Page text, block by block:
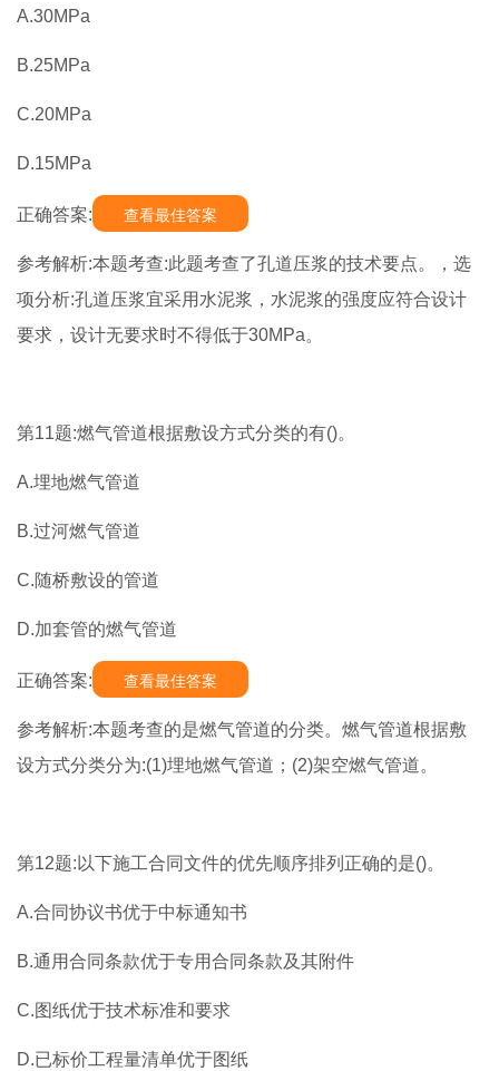
A.30MPa
B.25MPa
C.20MPa
D.15MPa
正确答案: 查看最佳答案
参考解析:本题考查:此题考查了孔道压浆的技术要点。，选
项分析:孔道压浆宜采用水泥浆，水泥浆的强度应符合设计
要求，设计无要求时不得低于30MPa。
第11题:燃气管道根据敷设方式分类的有()。
A.埋地燃气管道
B.过河燃气管道
C.随桥敷设的管道
D.加套管的燃气管道
正确答案: 查看最佳答案
参考解析:本题考查的是燃气管道的分类。燃气管道根据敷
设方式分类分为:(1)埋地燃气管道；(2)架空燃气管道。
第12题:以下施工合同文件的优先顺序排列正确的是()。
A.合同协议书优于中标通知书
B.通用合同条款优于专用合同条款及其附件
C.图纸优于技术标准和要求
D.已标价工程量清单优于图纸